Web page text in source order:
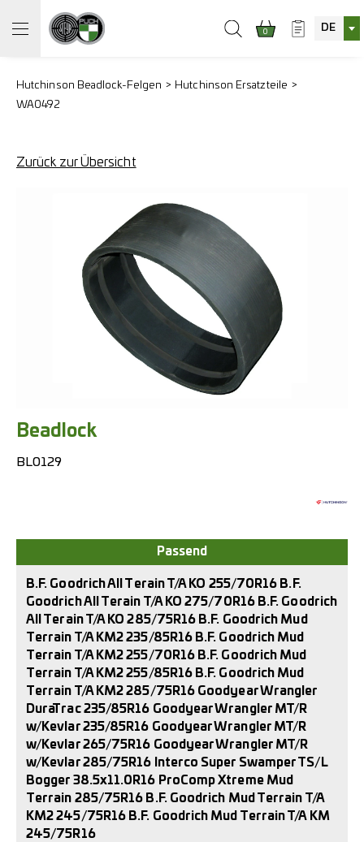
0 DE
Hutchinson Beadlock-Felgen
Hutchinson Ersatzteile
WA0492
Zurück zur Übersicht
Beadlock
BL0129
B.F. Goodrich All Terain T/A KO 255/70R16 B.F.
Goodrich All Terain T/A KO 275/70R16 B.F. Goodrich
All Terain T/A KO 285/75R16 B.F. Goodrich Mud
Terrain T/A KM2 235/85R16 B.F. Goodrich Mud
Terrain T/A KM2 255/70R16 B.F. Goodrich Mud
Terrain T/A KM2 255/85R16 B.F. Goodrich Mud
Terrain T/A KM2 285/75R16 Goodyear Wrangler
DuraTrac 235/85R16 Goodyear Wrangler MT/R
w/Kevlar 235/85R16 Goodyear Wrangler MT/R
w/Kevlar 265/75R16 Goodyear Wrangler MT/R
w/Kevlar 285/75R16 Interco Super Swamper TS/L
Bogger 38.5x11.0R16 ProComp Xtreme Mud
Terrain 285/75R16 B.F. Goodrich Mud Terrain T/A
KM2 245/75R16 B.F. Goodrich Mud Terrain T/A KM
245/75R16